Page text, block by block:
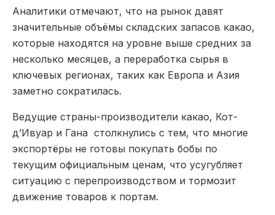
Аналитики отмечают, что на рынок давят
значительные объёмы складских запасов какао,
которые находятся на уровне выше средних за
несколько месяцев, а переработка сырья в
ключевых регионах, таких как Европа и Азия
заметно сократилась.
Ведущие страны-производители какао, Кот-
д’Ивуар и Гана столкнулись с тем, что многие
экспортёры не готовы покупать бобы по
текущим официальным ценам, что усугубляет
ситуацию с перепроизводством и тормозит
движение товаров к портам.